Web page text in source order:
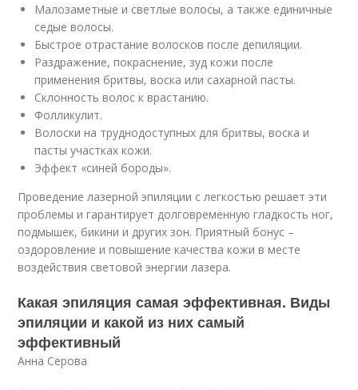
Малозаметные и светлые волосы, а также единичные
седые волосы.
Быстрое отрастание волосков после депиляции.
Раздражение, покраснение, зуд кожи после
применения бритвы, воска или сахарной пасты.
Склонность волос к врастанию.
Фолликулит.
Волоски на труднодоступных для бритвы, воска и
пасты участках кожи.
Эффект «синей бороды».
Проведение лазерной эпиляции с легкостью решает эти
проблемы и гарантирует долговременную гладкость ног,
подмышек, бикини и других зон. Приятный бонус –
оздоровление и повышение качества кожи в месте
воздействия световой энергии лазера.
Какая эпиляция самая эффективная. Виды
эпиляции и какой из них самый
эффективный
Анна Серова